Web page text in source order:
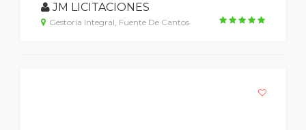
JM LICITACIONES
Gestoría Integral, Fuente De Cantos